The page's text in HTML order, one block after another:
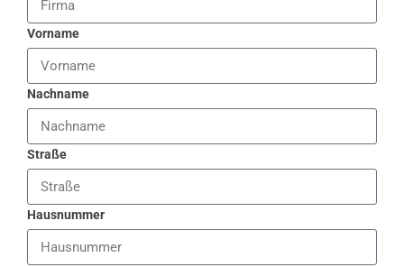
Vorname
Nachname
Straße
Hausnummer